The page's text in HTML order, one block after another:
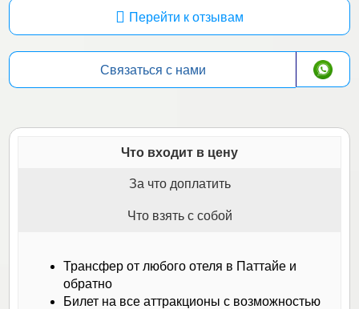
Перейти к отзывам
Связаться с нами
Что входит в цену
Трансфер от любого отеля в Паттайе и
обратно
Билет на все аттракционы с возможностью
За что доплатить
Что взять с собой